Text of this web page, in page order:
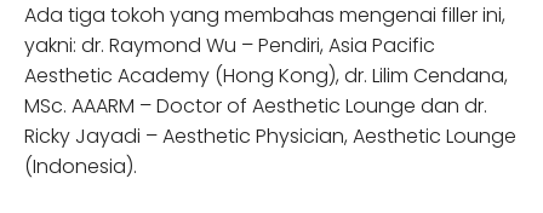
Ada tiga tokoh yang membahas mengenai filler ini,
yakni: dr. Raymond Wu – Pendiri, Asia Pacific
Aesthetic Academy (Hong Kong), dr. Lilim Cendana,
MSc. AAARM – Doctor of Aesthetic Lounge dan dr.
Ricky Jayadi – Aesthetic Physician, Aesthetic Lounge
(Indonesia).